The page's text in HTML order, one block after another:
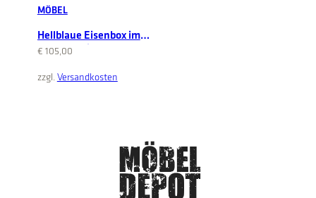
Add to cart
MÖBEL
Hellblaue Eisenbox im
Shabby Chic Look
€ 105,00
zzgl. Versandkosten